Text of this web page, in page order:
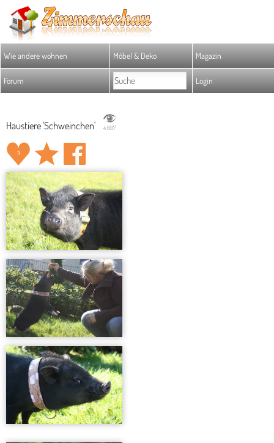
Wie andere wohnen Möbel & Deko Magazin
Forum Login
Haustiere 'Schweinchen' 4.607
11